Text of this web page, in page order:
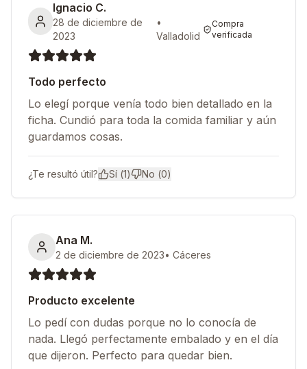
Ignacio C.
28 de diciembre de
2023
•
Valladolid
Compra
verificada
Todo perfecto
Lo elegí porque venía todo bien detallado en la
ficha. Cundió para toda la comida familiar y aún
guardamos cosas.
¿Te resultó útil? Sí (1) No (0)
Ana M.
2 de diciembre de 2023• Cáceres
Producto excelente
Lo pedí con dudas porque no lo conocía de
nada. Llegó perfectamente embalado y en el día
que dijeron. Perfecto para quedar bien.